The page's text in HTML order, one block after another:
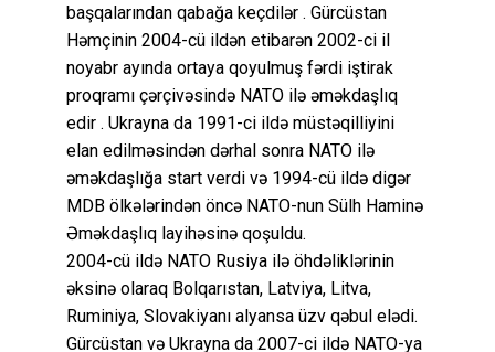
başqalarından qabağa keçdilər . Gürcüstan
Həmçinin 2004-cü ildən etibarən 2002-ci il
noyabr ayında ortaya qoyulmuş fərdi iştirak
proqramı çərçivəsində NATO ilə əməkdaşlıq
edir . Ukrayna da 1991-ci ildə müstəqilliyini
elan edilməsindən dərhal sonra NATO ilə
əməkdaşlığa start verdi və 1994-cü ildə digər
MDB ölkələrindən öncə NATO-nun Sülh Haminə
Əməkdaşlıq layihəsinə qoşuldu.
2004-cü ildə NATO Rusiya ilə öhdəliklərinin
əksinə olaraq Bolqarıstan, Latviya, Litva,
Ruminiya, Slovakiyanı alyansa üzv qəbul elədi.
Gürcüstan və Ukrayna da 2007-ci ildə NATO-ya